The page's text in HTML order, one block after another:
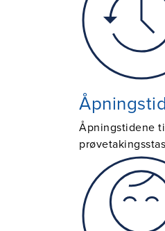
Åpningstidene